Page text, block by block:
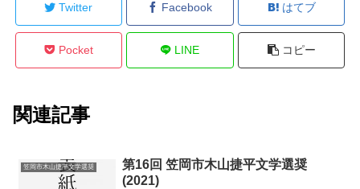
Twitter Facebook はてブ
Pocket LINE コピー
関連記事
笠岡市木山捷平文学選奨
第16回 笠岡市木山捷平文学選奨
(2021)